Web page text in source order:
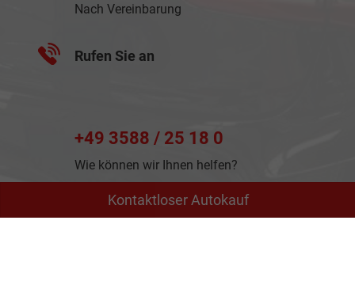
Kontaktloser Autokauf
Nach Vereinbarung
Rufen Sie an
+49 3588 / 25 18 0
Wie können wir Ihnen helfen?